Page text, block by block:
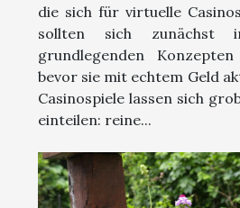
die sich für virtuelle
sollten sich zunächst
grundlegenden
bevor sie mit echtem Geld
Casinospiele lassen sich
einteilen: reine...